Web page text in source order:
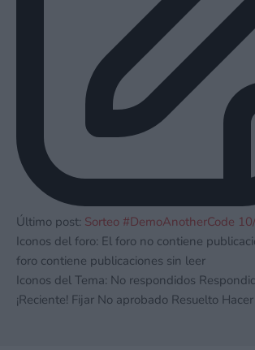
Último post: Sorteo #DemoAnotherCode
Iconos del foro: El foro no contiene
foro contiene publicaciones sin leer
Iconos del Tema: No respondidos
¡Reciente! Fijar No aprobado Resuelto